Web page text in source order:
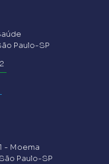
Paulo-SP
- Moema
Paulo-SP